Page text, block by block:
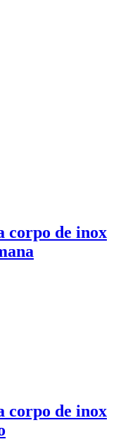
corpo de inox
corpo de inox